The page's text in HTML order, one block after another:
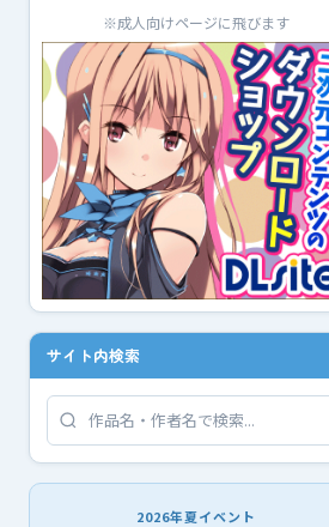
※成人向けページに飛びます
サイト内検索
2026年夏イベント